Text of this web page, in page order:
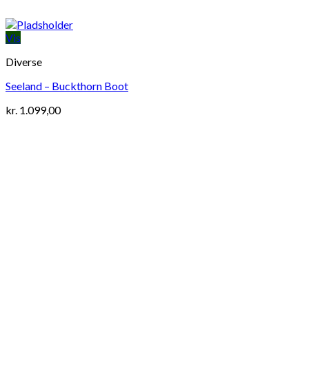
Vis
Diverse
Seeland – Buckthorn Boot
kr. 1.099,00